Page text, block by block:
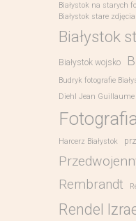
Białystok na starych
Białystok stare zdjęcia
Białystok
Białystok wojsko
Budryk fotografie
Diehl Jean Guillaume
Harcerz Białystok
Rembrandt
Rendel